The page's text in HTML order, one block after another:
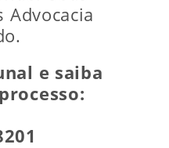
Advocacia
e saiba